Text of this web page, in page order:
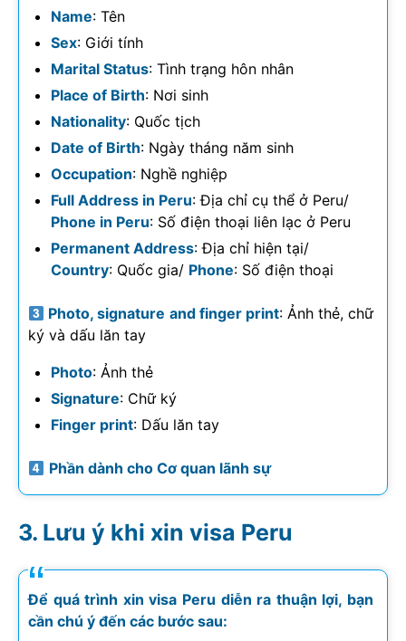
Name: Tên
Sex: Giới tính
Marital Status: Tình trạng hôn nhân
Place of Birth: Nơi sinh
Nationality: Quốc tịch
Date of Birth: Ngày tháng năm sinh
Occupation: Nghề nghiệp
Full Address in Peru: Địa chỉ cụ thể ở Peru/
Phone in Peru: Số điện thoại liên lạc ở Peru
Permanent Address: Địa chỉ hiện tại/
Country: Quốc gia/ Phone: Số điện thoại
Photo, signature and finger print: Ảnh thẻ, chữ
ký và dấu lăn tay
Photo: Ảnh thẻ
Signature: Chữ ký
Finger print: Dấu lăn tay
Phần dành cho Cơ quan lãnh sự
Lưu ý khi xin visa Peru
Để quá trình xin visa Peru diễn ra thuận lợi, bạn
cần chú ý đến các bước sau: